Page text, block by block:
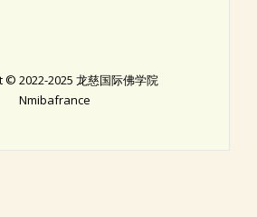
© 2022-2025 龙慈国际佛学院
Nmibafrance